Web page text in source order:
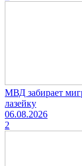
МВД забирает
лазейку
06.08.2026
2